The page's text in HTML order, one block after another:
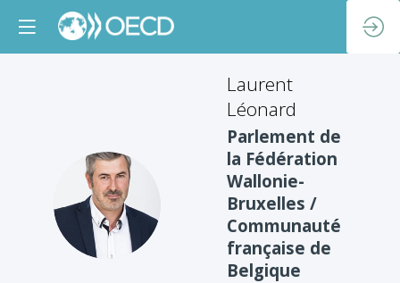
LL
Laurent
Léonard
Parlement de
la Fédération
Wallonie-
Bruxelles /
Communauté
française de
Belgique